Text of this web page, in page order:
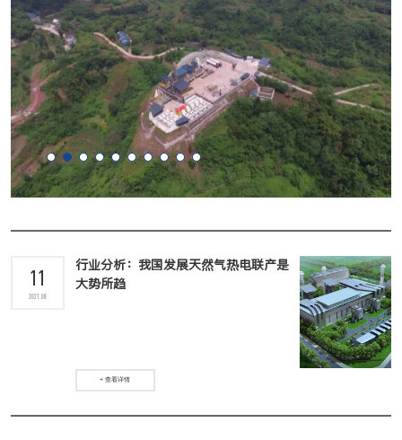
11
2021.08
行业分析：我国发展天然气热电联产是
大势所趋
+ 查看详情